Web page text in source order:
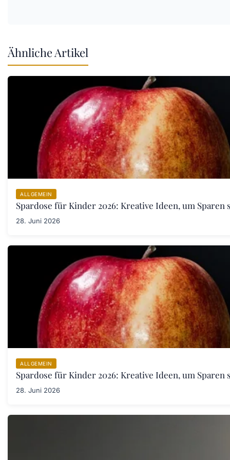
Ähnliche Artikel
ALLGEMEIN
Spardose für Kinder 2026: Kreative Ideen, um
28. Juni 2026
ALLGEMEIN
Spardose für Kinder 2026: Kreative Ideen, um
28. Juni 2026